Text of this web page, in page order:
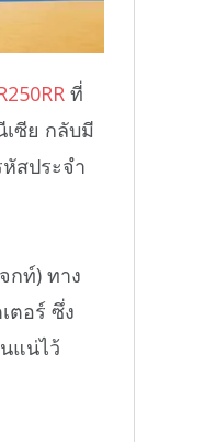
ที่
ซีย กลับมี
สประจำ
กท์) ทาง
ตอร์ ซึ่ง
แน่ไว้